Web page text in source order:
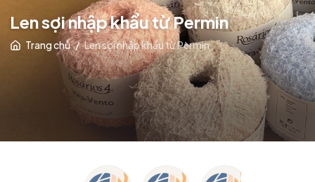
Len sợi nhập khẩu từ Permin
Trang chủ / Len sợi nhập khẩu từ Permin